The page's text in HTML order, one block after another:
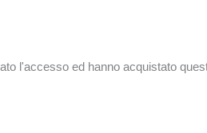
l'accesso ed hanno acquistato